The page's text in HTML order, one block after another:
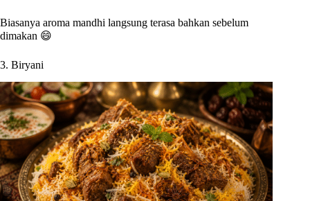
Biasanya aroma mandhi langsung terasa bahkan sebelum
dimakan 😄
3. Biryani